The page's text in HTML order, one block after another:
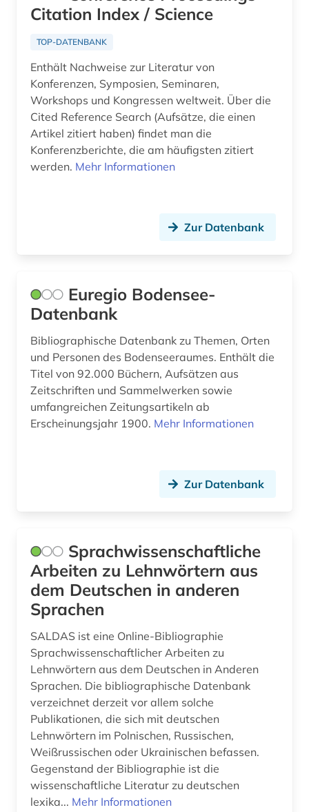
bankwesen (1)
barth, karl | theologe; hochschullehrer (1)
basel (1)
bauingenieurwesen (2)
benedictus de spinoza (1)
benelux (1)
betriebswirtschaft (1)
betriebswirtschaftslehre (1)
bhutan (1)
bibel (2)
bibelwissenschaft (2)
bibliographie (2)
biblioteca nacional (1)
bibliotheksgeschichte (1)
bibliothekswissenschaft (3)
bildung (1)
biograf (1)
biografie (9)
Frankreich (9)
GUS (4)
Großbritannien (7)
Hessen (1)
Irland (2)
Israel (1)
Kroatien (4)
Lettland (3)
Liechtenstein (1)
Litauen (5)
Makedonien (4)
Niederlande (3)
Nordamerika (2)
Osmanisches Reich (1)
Osteuropa (9)
Ostmitteleuropa (4)
Palaestina (1)
Polen (8)
Portugal (3)
Citation Index / Science
TOP-DATENBANK
Enthält Nachweise zur Literatur von
Konferenzen, Symposien, Seminaren,
Workshops und Kongressen weltweit. Über die
Cited Reference Search (Aufsätze, die einen
Artikel zitiert haben) findet man die
Konferenzberichte, die am häufigsten zitiert
werden. Mehr Informationen
Zur Datenbank
Euregio Bodensee-
Datenbank
Bibliographische Datenbank zu Themen, Orten
und Personen des Bodenseeraumes. Enthält die
Titel von 92.000 Büchern, Aufsätzen aus
Zeitschriften und Sammelwerken sowie
umfangreichen Zeitungsartikeln ab
Erscheinungsjahr 1900. Mehr Informationen
Zur Datenbank
Sprachwissenschaftliche
Arbeiten zu Lehnwörtern aus
dem Deutschen in anderen
Sprachen
SALDAS ist eine Online-Bibliographie
Sprachwissenschaftlicher Arbeiten zu
Lehnwörtern aus dem Deutschen in Anderen
Sprachen. Die bibliographische Datenbank
verzeichnet derzeit vor allem solche
Publikationen, die sich mit deutschen
Lehnwörtern im Polnischen, Russischen,
Weißrussischen oder Ukrainischen befassen.
Gegenstand der Bibliographie ist die
wissenschaftliche Literatur zu deutschen
lexika... Mehr Informationen